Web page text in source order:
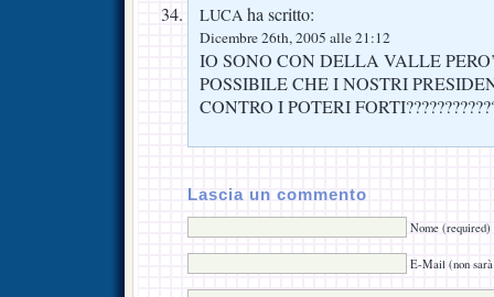
LUCA ha scritto:
Dicembre 26th, 2005 alle 21:12
IO SONO CON DELLA VALLE
POSSIBILE CHE I NOSTRI
CONTRO I POTERI
Lascia un commento
Nome (required)
E-Mail (non